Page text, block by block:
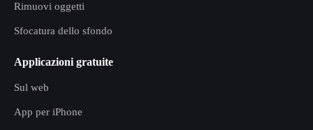
Rimuovi oggetti
Sfocatura dello sfondo
Applicazioni gratuite
Sul web
App per iPhone